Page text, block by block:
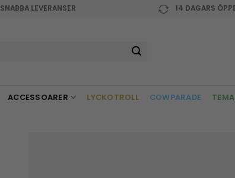
SNABBA LEVERANSER 14 DAGARS
ACCESSOARER LYCKOTROLL COWPARADE